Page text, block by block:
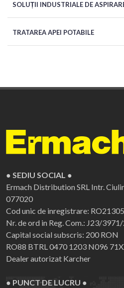
SOLUȚII INDUSTRIALE DE
TRATAREA APEI POTABILE
● SEDIU SOCIAL ●
Ermach Distribution SRL Intr.
077020
Cod unic de inregistrare:
Nr. de ord in Reg. Com.: J23/
Capital social subscris: 200 RON
RO88 BTRL 0470 1203 N096
Dealer autorizat Karcher
● PUNCT DE LUCRU ●